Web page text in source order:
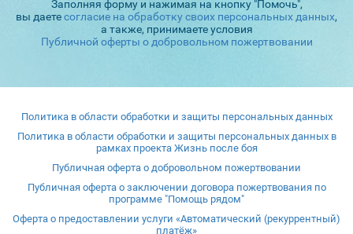
Заполняя форму и нажимая на кнопку "Помочь",
вы даетесогласие на обработку своих персональных данных,
а также, принимаете условия
Публичной оферты о добровольном пожертвовании
Политика в области обработки и защиты персональных данных
Политика в области обработки и защиты персональных данных в
рамках проекта Жизнь после боя
Публичная оферта о добровольном пожертвовании
Публичная оферта о заключении договора пожертвования по
программе "Помощь рядом"
Оферта о предоставлении услуги «Автоматический (рекуррентный)
платёж»